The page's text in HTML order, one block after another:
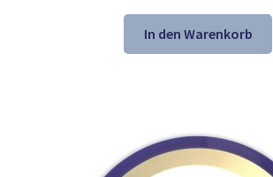
Preis
war:
21,61 €
Preis
ist:
13,98 €.
In den Warenkorb